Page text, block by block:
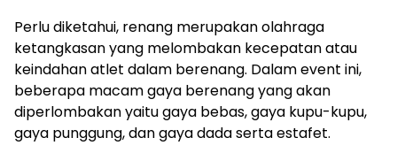
Perlu diketahui, renang merupakan olahraga
ketangkasan yang melombakan kecepatan atau
keindahan atlet dalam berenang. Dalam event ini,
beberapa macam gaya berenang yang akan
diperlombakan yaitu gaya bebas, gaya kupu-kupu,
gaya punggung, dan gaya dada serta estafet.